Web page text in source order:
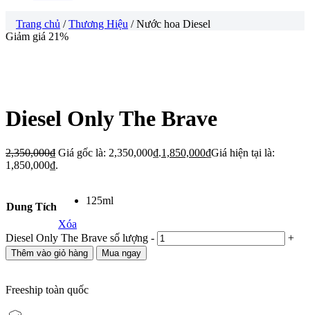
Trang chủ /Thương Hiệu / Nước hoa Diesel
Giảm giá 21%
Diesel Only The Brave
2,350,000₫ Giá gốc là: 2,350,000₫.1,850,000₫Giá hiện tại là:
1,850,000₫.
Dung Tích
125ml
Xóa
Diesel Only The Brave số lượng - +
Thêm vào giỏ hàng Mua ngay
Freeship toàn quốc